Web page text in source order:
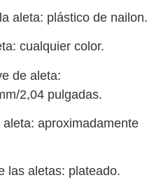
aleta: plástico de nailon.
cualquier color.
de aleta:
2,04 pulgadas.
aproximadamente
las aletas: plateado.